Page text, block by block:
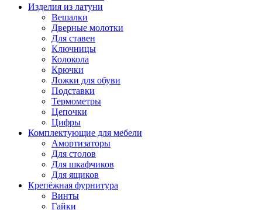
Изделия из латуни
Вешалки
Дверные молотки
Для ставен
Ключницы
Колокола
Крючки
Ложки для обуви
Подставки
Термометры
Цепочки
Цифры
Комплектующие для мебели
Амортизаторы
Для столов
Для шкафчиков
Для ящиков
Крепёжная фурнитура
Винты
Гайки